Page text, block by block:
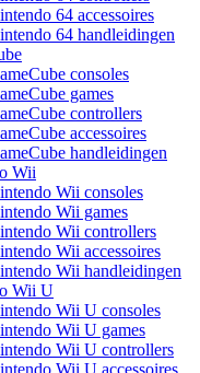
64 accessoires
64 handleidingen
consoles
games
controllers
accessoires
handleidingen
Wii
Wii consoles
Wii games
Wii controllers
Wii accessoires
Wii handleidingen
Wii U
Wii U consoles
Wii U games
Wii U controllers
Wii U accessoires